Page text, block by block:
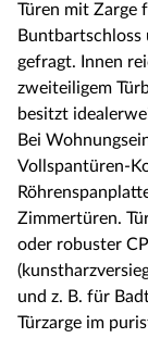
Türen mit Zarge
gefragt. Innen
zweiteiligem
besitzt
Bei
Vollspantüren-
Zimmertüren.
oder robuster
und z. B. für
Türzarge im